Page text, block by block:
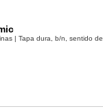
| Tapa dura, b/n, sentido